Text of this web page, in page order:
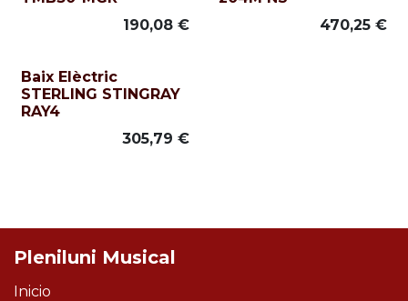
190,08€
470,25€
Baix Elèctric
STERLING STINGRAY
RAY4
305,79 €
Pleniluni Musical
Inicio